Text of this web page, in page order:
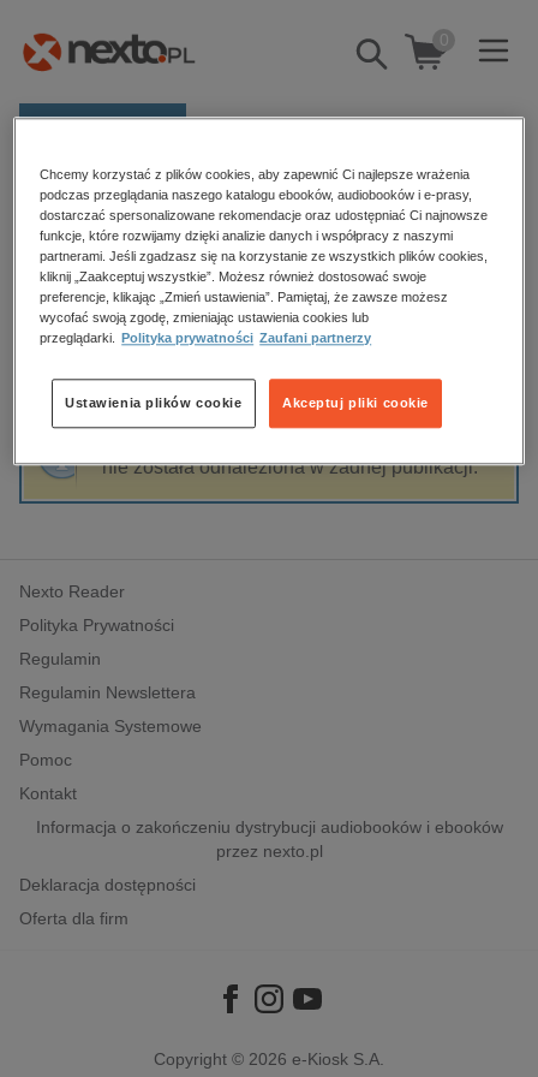
Pokaż/schowaj
wyszukiwarkę
0
Kategorie
Zobacz wszystkie E-prasa
budownictwo, aranżacja wnętrz
biznesowe, branżowe, gospodarka
dzienniki
edukacja
hobby, sport, rozrywka
komputery, internet, technologie, informatyka
polityka, społeczno-informacyjne
psychologiczne
inne
popularno-naukowe
historia
Strona główna Harlequin Światowe Życie Ekstra
Harlequin Światowe Życie Ekstra
Sortowanie Filtrowanie
nie została odnaleziona w żadnej publikacji.
Nexto Reader
Polityka Prywatności
Regulamin
Regulamin Newslettera
Wymagania Systemowe
Pomoc
Kontakt
Informacja o zakończeniu dystrybucji audiobooków i ebooków
przez nexto.pl
Deklaracja dostępności
Oferta dla firm
Copyright © 2026 e-Kiosk S.A.
Chcemy korzystać z plików cookies, aby zapewnić Ci najlepsze wrażenia
podczas przeglądania naszego katalogu ebooków, audiobooków i e-prasy,
dostarczać spersonalizowane rekomendacje oraz udostępniać Ci najnowsze
funkcje, które rozwijamy dzięki analizie danych i współpracy z naszymi
partnerami. Jeśli zgadzasz się na korzystanie ze wszystkich plików cookies,
kliknij „Zaakceptuj wszystkie”. Możesz również dostosować swoje
preferencje, klikając „Zmień ustawienia”. Pamiętaj, że zawsze możesz
wycofać swoją zgodę, zmieniając ustawienia cookies lub
przeglądarki.
Polityka prywatności Zaufani partnerzy
Akceptuj pliki cookie
Ustawienia plików cookie